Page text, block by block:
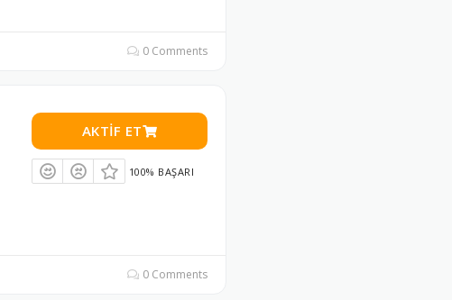
0 Comments
AKTIF ET
100% BAŞARI
0 Comments